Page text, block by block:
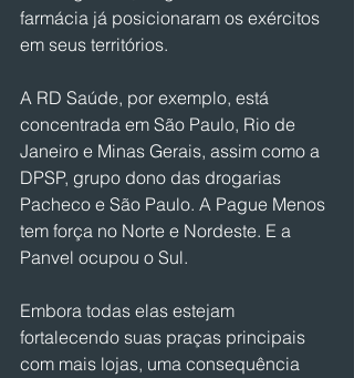
farmácia já posicionaram os exércitos
em seus territórios.
A RD Saúde, por exemplo, está
concentrada em São Paulo, Rio de
Janeiro e Minas Gerais, assim como a
DPSP, grupo dono das drogarias
Pacheco e São Paulo. A Pague Menos
tem força no Norte e Nordeste. E a
Panvel ocupou o Sul.
Embora todas elas estejam
fortalecendo suas praças principais
com mais lojas, uma consequência